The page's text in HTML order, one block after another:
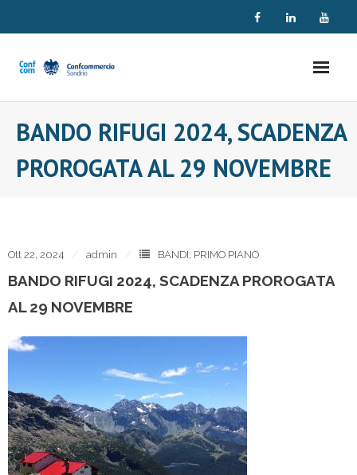
BANDO RIFUGI 2024, SCADENZA
PROROGATA AL 29 NOVEMBRE
Ott 22, 2024 admin BANDI, PRIMO PIANO
BANDO RIFUGI 2024, SCADENZA PROROGATA
AL 29 NOVEMBRE